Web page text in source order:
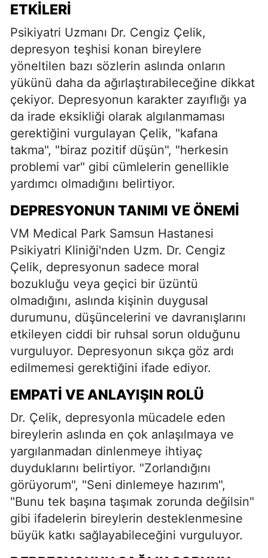
ETKILERI
Psikiyatri Uzmanı Dr. Cengiz Çelik,
depresyon teşhisi konan bireylere
yöneltilen bazı sözlerin aslında onların
yükünü daha da ağırlaştırabileceğine dikkat
çekiyor. Depresyonun karakter zayıflığı ya
da irade eksikliği olarak algılanmaması
gerektiğini vurgulayan Çelik, "kafana
takma", "biraz pozitif düşün", "herkesin
problemi var" gibi cümlelerin genellikle
yardımcı olmadığını belirtiyor.
DEPRESYONUN TANIMI VE ÖNEMI
VM Medical Park Samsun Hastanesi
Psikiyatri Kliniği'nden Uzm. Dr. Cengiz
Çelik, depresyonun sadece moral
bozukluğu veya geçici bir üzüntü
olmadığını, aslında kişinin duygusal
durumunu, düşüncelerini ve davranışlarını
etkileyen ciddi bir ruhsal sorun olduğunu
vurguluyor. Depresyonun sıkça göz ardı
edilmemesi gerektiğini ifade ediyor.
EMPATI VE ANLAYIŞIN ROLÜ
Dr. Çelik, depresyonla mücadele eden
bireylerin aslında en çok anlaşılmaya ve
yargılanmadan dinlenmeye ihtiyaç
duyduklarını belirtiyor. "Zorlandığını
görüyorum", "Seni dinlemeye hazırım",
"Bunu tek başına taşımak zorunda değilsin"
gibi ifadelerin bireylerin desteklenmesine
büyük katkı sağlayabileceğini vurguluyor.